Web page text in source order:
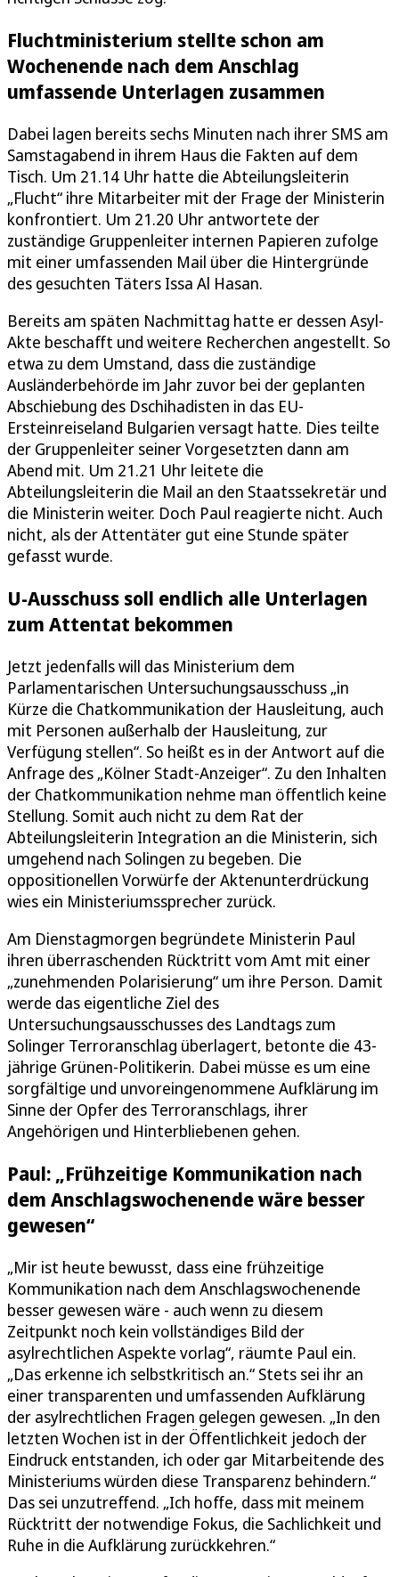
Fluchtministerium stellte schon am
Wochenende nach dem Anschlag
umfassende Unterlagen zusammen
Dabei lagen bereits sechs Minuten nach ihrer SMS am
Samstagabend in ihrem Haus die Fakten auf dem
Tisch. Um 21.14 Uhr hatte die Abteilungsleiterin
„Flucht“ ihre Mitarbeiter mit der Frage der Ministerin
konfrontiert. Um 21.20 Uhr antwortete der
zuständige Gruppenleiter internen Papieren zufolge
mit einer umfassenden Mail über die Hintergründe
des gesuchten Täters Issa Al Hasan.
Bereits am späten Nachmittag hatte er dessen Asyl-
Akte beschafft und weitere Recherchen angestellt. So
etwa zu dem Umstand, dass die zuständige
Ausländerbehörde im Jahr zuvor bei der geplanten
Abschiebung des Dschihadisten in das EU-
Ersteinreiseland Bulgarien versagt hatte. Dies teilte
der Gruppenleiter seiner Vorgesetzten dann am
Abend mit. Um 21.21 Uhr leitete die
Abteilungsleiterin die Mail an den Staatssekretär und
die Ministerin weiter. Doch Paul reagierte nicht. Auch
nicht, als der Attentäter gut eine Stunde später
gefasst wurde.
U-Ausschuss soll endlich alle Unterlagen
zum Attentat bekommen
Jetzt jedenfalls will das Ministerium dem
Parlamentarischen Untersuchungsausschuss „in
Kürze die Chatkommunikation der Hausleitung, auch
mit Personen außerhalb der Hausleitung, zur
Verfügung stellen“. So heißt es in der Antwort auf die
Anfrage des „Kölner Stadt-Anzeiger“. Zu den Inhalten
der Chatkommunikation nehme man öffentlich keine
Stellung. Somit auch nicht zu dem Rat der
Abteilungsleiterin Integration an die Ministerin, sich
umgehend nach Solingen zu begeben. Die
oppositionellen Vorwürfe der Aktenunterdrückung
wies ein Ministeriumssprecher zurück.
Am Dienstagmorgen begründete Ministerin Paul
ihren überraschenden Rücktritt vom Amt mit einer
„zunehmenden Polarisierung“ um ihre Person. Damit
werde das eigentliche Ziel des
Untersuchungsausschusses des Landtags zum
Solinger Terroranschlag überlagert, betonte die 43-
jährige Grünen-Politikerin. Dabei müsse es um eine
sorgfältige und unvoreingenommene Aufklärung im
Sinne der Opfer des Terroranschlags, ihrer
Angehörigen und Hinterbliebenen gehen.
Paul: „Frühzeitige Kommunikation nach
dem Anschlagswochenende wäre besser
gewesen“
„Mir ist heute bewusst, dass eine frühzeitige
Kommunikation nach dem Anschlagswochenende
besser gewesen wäre - auch wenn zu diesem
Zeitpunkt noch kein vollständiges Bild der
asylrechtlichen Aspekte vorlag“, räumte Paul ein.
„Das erkenne ich selbstkritisch an.“ Stets sei ihr an
einer transparenten und umfassenden Aufklärung
der asylrechtlichen Fragen gelegen gewesen. „In den
letzten Wochen ist in der Öffentlichkeit jedoch der
Eindruck entstanden, ich oder gar Mitarbeitende des
Ministeriums würden diese Transparenz behindern.“
Das sei unzutreffend. „Ich hoffe, dass mit meinem
Rücktritt der notwendige Fokus, die Sachlichkeit und
Ruhe in die Aufklärung zurückkehren.“